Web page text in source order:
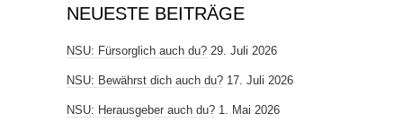
NEUESTE BEITRÄGE
NSU: Fürsorglich auch du? 29. Juli 2026
NSU: Bewährst dich auch du? 17. Juli 2026
NSU: Herausgeber auch du? 1. Mai 2026